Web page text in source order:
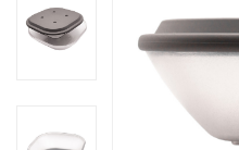
Capacitat